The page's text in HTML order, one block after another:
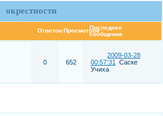
окрестности
ОтветовПросмотровПоследнее
сообщение
0
652
2009-03-28
00:57:31
Саске
Учиха